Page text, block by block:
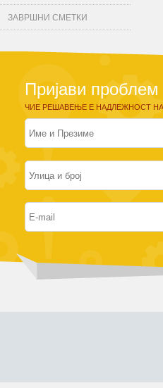
ЗАВРШНИ СМЕТКИ
Пријави проблем
ЧИЕ РЕШАВЕЊЕ Е НАДЛЕЖНОСТ